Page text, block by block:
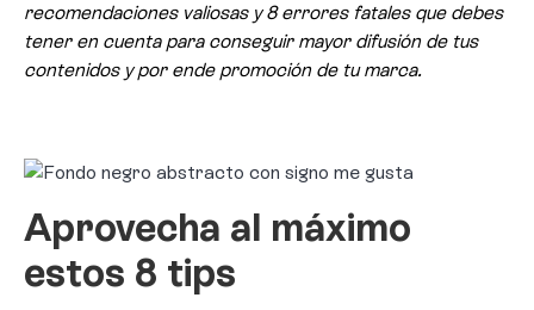
recomendaciones valiosas y 8 errores fatales que debes
tener en cuenta para conseguir mayor difusión de tus
contenidos y por ende promoción de tu marca.
Aprovecha al máximo
estos 8 tips